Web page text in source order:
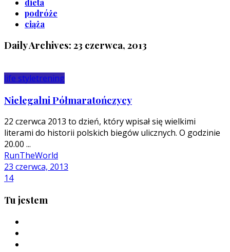
podróże
ciąża
Daily Archives: 23 czerwca, 2013
life styletrening
Nielegalni Półmaratończycy
22 czerwca 2013 to dzień, który wpisał się wielkimi
literami do historii polskich biegów ulicznych. O godzinie
20.00 ...
RunTheWorld
23 czerwca, 2013
14
Tu jestem